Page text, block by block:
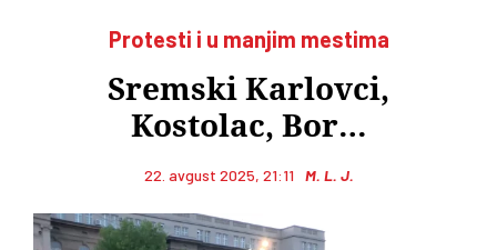
Protesti i u manjim mestima
Sremski Karlovci,
Kostolac, Bor…
22. avgust 2025, 21:11 M. L. J.